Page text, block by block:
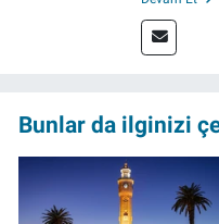
Meslek
gazeteci,
Bunlar da ilginizi